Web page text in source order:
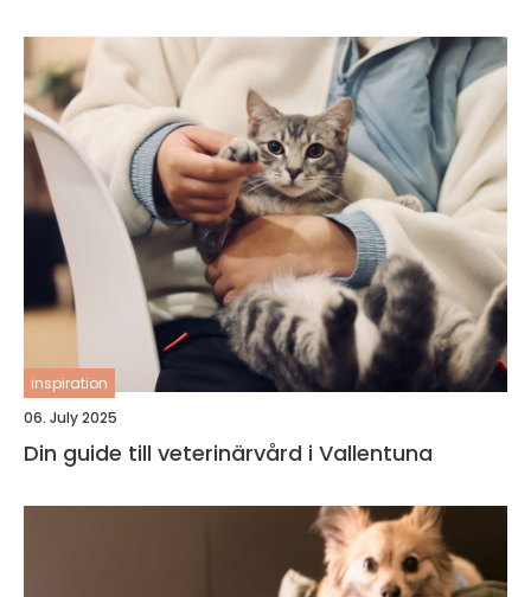
inspiration
06. July 2025
Din guide till veterinärvård i Vallentuna